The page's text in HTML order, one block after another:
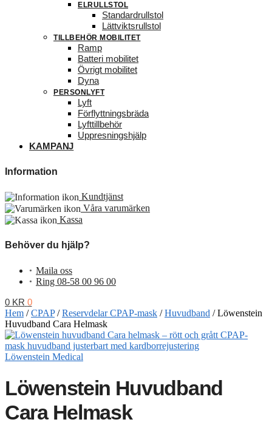
ELRULLSTOL
Standardrullstol
Lättviktsrullstol
TILLBEHÖR MOBILITET
Ramp
Batteri mobilitet
Övrigt mobilitet
Dyna
PERSONLYFT
Lyft
Förflyttningsbräda
Lyfttillbehör
Uppresningshjälp
KAMPANJ
Information
Kundtjänst
Våra varumärken
Kassa
Behöver du hjälp?
• Maila oss
• Ring 08-58 00 96 00
0 KR 0
Hem /CPAP/Reservdelar CPAP-mask /Huvudband /Löwenstein
Huvudband Cara Helmask
Löwenstein Medical
Löwenstein Huvudband
Cara Helmask